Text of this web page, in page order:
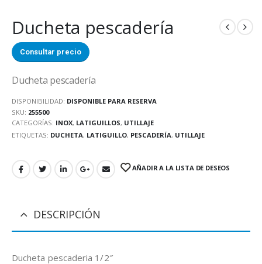
Ducheta pescadería
Consultar precio
Ducheta pescadería
DISPONIBILIDAD: DISPONIBLE PARA RESERVA
SKU: 255500
CATEGORÍAS: INOX, LATIGUILLOS, UTILLAJE
ETIQUETAS: DUCHETA, LATIGUILLO, PESCADERÍA, UTILLAJE
AÑADIR A LA LISTA DE DESEOS
DESCRIPCIÓN
Ducheta pescaderia 1/2″